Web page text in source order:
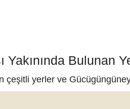
Bulunan
çeşitli yerler ve